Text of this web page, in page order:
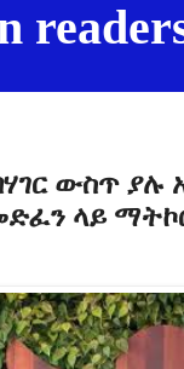
ውስጥ ያሉ
ላይ